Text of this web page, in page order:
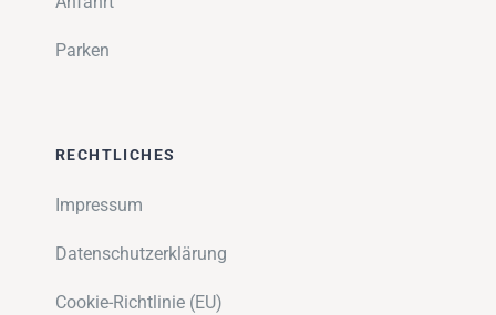
Parken
RECHTLICHES
Impressum
Datenschutzerklärung
Cookie-Richtlinie (EU)